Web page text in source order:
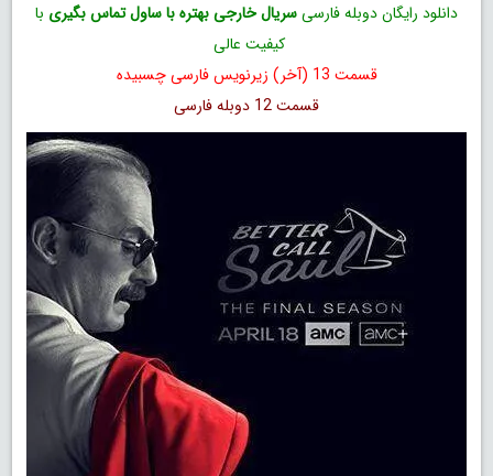
دانلود رایگان دوبله فارسیسریال خارجی بهتره با ساول تماس بگیری با
کیفیت عالی
قسمت 13 (آخر) زیرنویس فارسی چسبیده
قسمت 12 دوبله فارسی